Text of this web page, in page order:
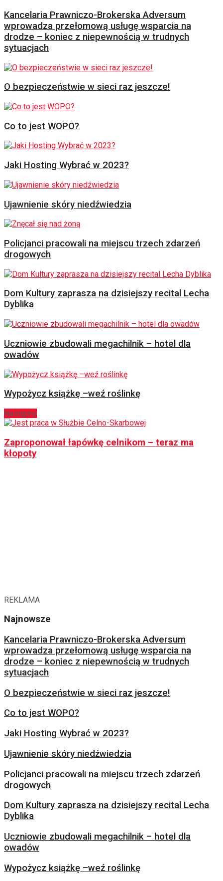
Kancelaria Prawniczo-Brokerska Adversum
wprowadza przełomową usługę wsparcia na
drodze – koniec z niepewnością w trudnych
sytuacjach
O bezpieczeństwie w sieci raz jeszcze!
Co to jest WOPO?
Jaki Hosting Wybrać w 2023?
Ujawnienie skóry niedźwiedzia
Policjanci pracowali na miejscu trzech zdarzeń
drogowych
Dom Kultury zaprasza na dzisiejszy recital Lecha
Dyblika
Uczniowie zbudowali megachilnik – hotel dla
owadów
Wypożycz książkę –weź roślinkę
Następny
Zaproponował łapówkę celnikom – teraz ma
kłopoty
REKLAMA
Najnowsze
Kancelaria Prawniczo-Brokerska Adversum
wprowadza przełomową usługę wsparcia na
drodze – koniec z niepewnością w trudnych
sytuacjach
O bezpieczeństwie w sieci raz jeszcze!
Co to jest WOPO?
Jaki Hosting Wybrać w 2023?
Ujawnienie skóry niedźwiedzia
Policjanci pracowali na miejscu trzech zdarzeń
drogowych
Dom Kultury zaprasza na dzisiejszy recital Lecha
Dyblika
Uczniowie zbudowali megachilnik – hotel dla
owadów
Wypożycz książkę –weź roślinkę